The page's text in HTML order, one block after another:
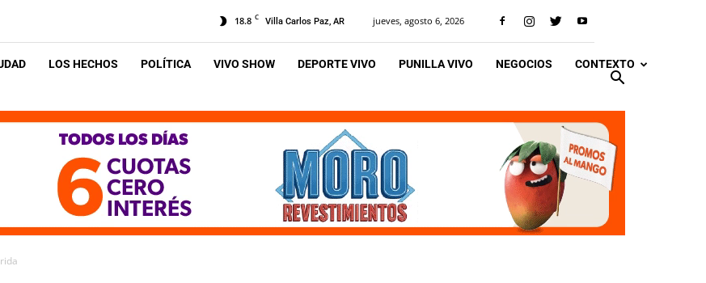
18.8 C Villa Carlos Paz, AR jueves, agosto 6, 2026
LOS HECHOS POLÍTICA VIVO SHOW DEPORTE VIVO PUNILLA VIVO NEGOCIOS CONTEXTO